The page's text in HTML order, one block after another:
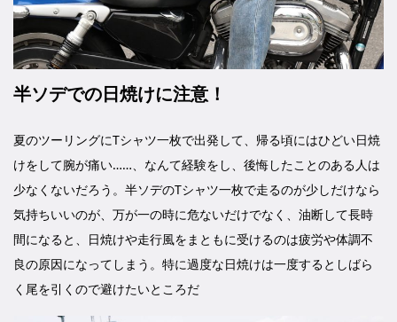
半ソデでの日焼けに注意！
夏のツーリングにTシャツ一枚で出発して、帰る頃にはひどい日焼
けをして腕が痛い……、なんて経験をし、後悔したことのある人は
少なくないだろう。半ソデのTシャツ一枚で走るのが少しだけなら
気持ちいいのが、万が一の時に危ないだけでなく、油断して長時
間になると、日焼けや走行風をまともに受けるのは疲労や体調不
良の原因になってしまう。特に過度な日焼けは一度するとしばら
く尾を引くので避けたいところだ